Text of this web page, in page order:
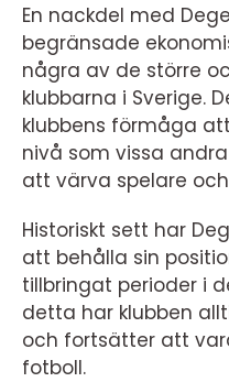
En nackdel med
begränsade
några av de större
klubbarna i Sverige.
klubbens förmåga
nivå som vissa
att värva spelare
Historiskt sett har
att behålla sin
tillbringat perioder i
detta har klubben
och fortsätter att
fotboll.